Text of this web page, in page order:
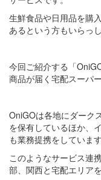
生鮮食品や日用品を購
あるという方もいらっ
今回ご紹介する「
商品が届く宅配スーパー
OniGOは各地にダーク
を保有しているほか、
も業務提携をしています
このようなサービス連
部、関西と宅配エリア